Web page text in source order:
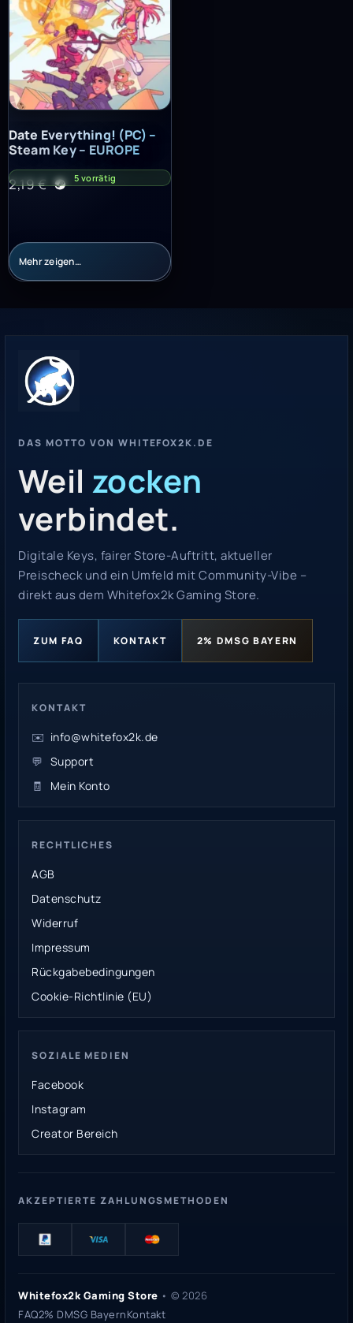
Date Everything! (PC) – Steam Key – EUROPE
Date Everything! (PC) –
Steam Key – EUROPE
2,19€ 5 vorrätig
Mehr zeigen…
DAS MOTTO VON WHITEFOX2K.DE
Weil zocken
verbindet.
Digitale Keys, fairer Store-Auftritt, aktueller
Preischeck und ein Umfeld mit Community-Vibe –
direkt aus dem Whitefox2k Gaming Store.
ZUM FAQ KONTAKT 2% DMSG BAYERN
KONTAKT
✉️ info@whitefox2k.de
💬 Support
🧾
Mein Konto
RECHTLICHES
AGB
Datenschutz
Widerruf
Impressum
Rückgabebedingungen
Cookie-Richtlinie (EU)
SOZIALE MEDIEN
Facebook
Instagram
Creator Bereich
AKZEPTIERTE ZAHLUNGSMETHODEN
Whitefox2k Gaming Store • © 2026
FAQ2% DMSG BayernKontakt